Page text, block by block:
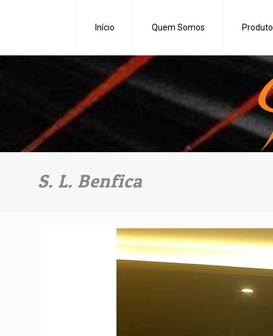
Início Quem Somos
S. L. Benfica